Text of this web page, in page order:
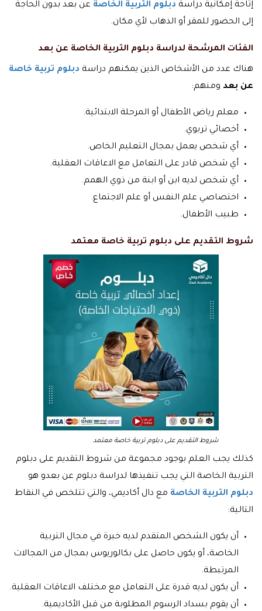
إتاحة إمكانية دراسة دبلوم التربية الخاصة عن بعد بدون الحاجة
إلى الحضور للمقر أو الذهاب لأي مكان.
الفئات المرشحة لدراسة دبلوم التربية الخاصة عن بعد
هناك عدد من الأشخاص الذين يمكنهم دراسة دبلوم تربية خاصة
عن بعد ومنهم:
معلم رياض الأطفال أو المرحلة الابتدائية.
أخصائي تربوي.
أي شخص يعمل بمجال التعليم الخاص.
أي شخص قادر على التعامل مع الاعاقات العقلية.
أي شخص لديه ابن أو ابنة من ذوي الهمم.
اختصاصي علم النفس أو علم الاجتماع.
طبيب الأطفال.
شروط التقديم على دبلوم تربية خاصة معتمد
شروط التقديم على دبلوم تربية خاصة معتمد
كذلك يجب العلم بوجود مجموعة من شروط التقديم على دبلوم
التربية الخاصة التي يجب تنفيذها لدراسة دبلوم عن بعدو هو
دبلوم التربية الخاصة مع دال أكاديمي، والتي تتلخص في النقاط
التالية:
أن يكون الشخص المتقدم لديه خبرة في مجال التربية
الخاصة، أو يكون حاصل على بكالوريوس بمجال من المجالات
المرتبطة.
أن يكون لديه قدرة على التعامل مع مختلف الاعاقات العقلية.
أن يقوم بسداد الرسوم المطلوبة من قبل الأكاديمية.